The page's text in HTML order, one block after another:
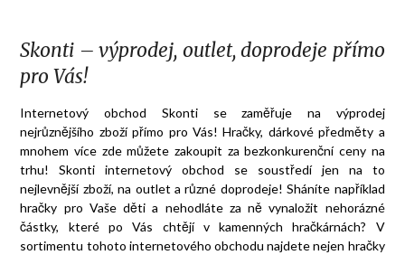
Skonti – výprodej, outlet, doprodeje přímo
pro Vás!
Internetový obchod Skonti se zaměřuje na výprodej
nejrůznějšího zboží přímo pro Vás! Hračky, dárkové předměty a
mnohem více zde můžete zakoupit za bezkonkurenční ceny na
trhu! Skonti internetový obchod se soustředí jen na to
nejlevnější zboží, na outlet a různé doprodeje! Sháníte například
hračky pro Vaše děti a nehodláte za ně vynaložit nehorázné
částky, které po Vás chtějí v kamenných hračkárnách? V
sortimentu tohoto internetového obchodu najdete nejen hračky